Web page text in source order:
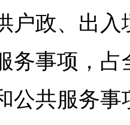
户政、出入
务事项，占
公共服务